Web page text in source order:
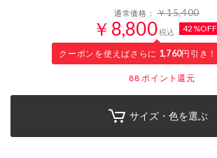
通常価格：￥15,400
￥8,800税込 42%OFF
クーポンを使えばさらに 1,760円引き！
88 ポイント還元
サイズ・色を選ぶ